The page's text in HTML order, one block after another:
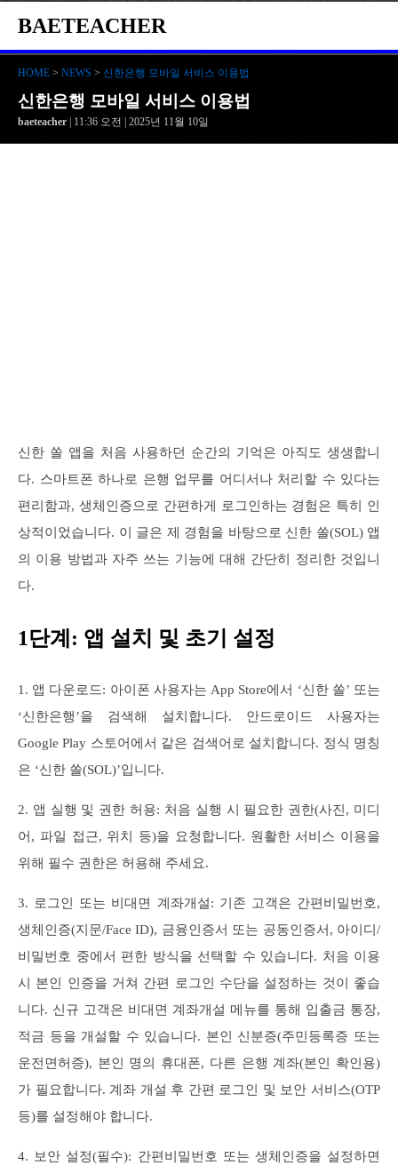
BAETEACHER
HOME > NEWS > 신한은행 모바일 서비스 이용법
신한은행 모바일 서비스 이용법
baeteacher | 11:36 오전 | 2025년 11월 10일
신한 쏠 앱을 처음 사용하던 순간의 기억은 아직도 생생합니
다. 스마트폰 하나로 은행 업무를 어디서나 처리할 수 있다는
편리함과, 생체인증으로 간편하게 로그인하는 경험은 특히 인
상적이었습니다. 이 글은 제 경험을 바탕으로 신한 쏠(SOL) 앱
의 이용 방법과 자주 쓰는 기능에 대해 간단히 정리한 것입니
다.
1단계: 앱 설치 및 초기 설정
1. 앱 다운로드: 아이폰 사용자는 App Store에서 ‘신한 쏠’ 또는
‘신한은행’을 검색해 설치합니다. 안드로이드 사용자는
Google Play 스토어에서 같은 검색어로 설치합니다. 정식 명칭
은 ‘신한 쏠(SOL)’입니다.
2. 앱 실행 및 권한 허용: 처음 실행 시 필요한 권한(사진, 미디
어, 파일 접근, 위치 등)을 요청합니다. 원활한 서비스 이용을
위해 필수 권한은 허용해 주세요.
3. 로그인 또는 비대면 계좌개설: 기존 고객은 간편비밀번호,
생체인증(지문/Face ID), 금융인증서 또는 공동인증서, 아이디/
비밀번호 중에서 편한 방식을 선택할 수 있습니다. 처음 이용
시 본인 인증을 거쳐 간편 로그인 수단을 설정하는 것이 좋습
니다. 신규 고객은 비대면 계좌개설 메뉴를 통해 입출금 통장,
적금 등을 개설할 수 있습니다. 본인 신분증(주민등록증 또는
운전면허증), 본인 명의 휴대폰, 다른 은행 계좌(본인 확인용)
가 필요합니다. 계좌 개설 후 간편 로그인 및 보안 서비스(OTP
등)를 설정해야 합니다.
4. 보안 설정(필수): 간편비밀번호 또는 생체인증을 설정하면